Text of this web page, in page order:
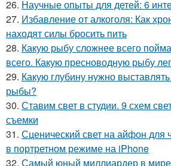
26. Научные опыты для детей: 6
27. Избавление от алкоголя: Как
находят силы бросить пить
28. Какую рыбу сложнее всего
всего. Какую пресноводную рыбу
29. Какую глубину нужно
рыбы?
30. Ставим свет в студии. 9 схем
съемки
31. Сценический свет на айфон для
в портретном режиме на iPhone
32. Самый юный миллиардер в